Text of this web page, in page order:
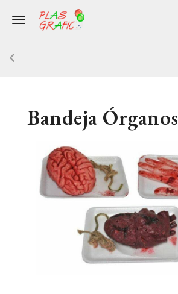
Toggle navigation
Bandeja Órganos